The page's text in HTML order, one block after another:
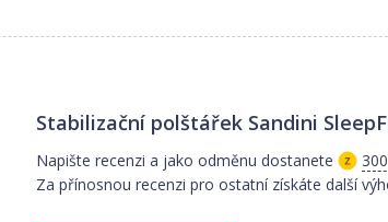
Stabilizační polštářek Sandini
Napište recenzi a jako odměnu dostanete
Za přínosnou recenzi pro ostatní získáte další